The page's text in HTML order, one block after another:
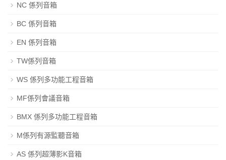
NC 係列音箱
BC 係列音箱
EN 係列音箱
TW係列音箱
WS 係列多功能工程音箱
MF係列會議音箱
BMX 係列多功能工程音箱
M係列有源監聽音箱
AS 係列超薄影K音箱